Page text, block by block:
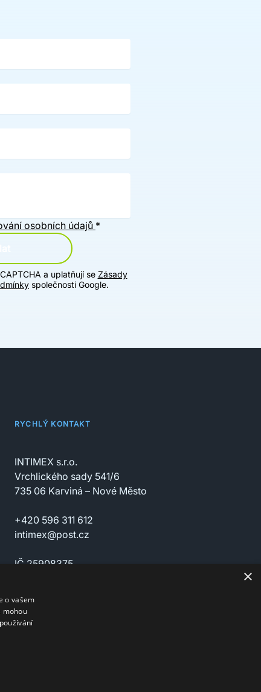
osobních údajů *
a uplatňují se Zásady
společnosti Google.
RYCHLÝ KONTAKT
INTIMEX s.r.o.
Vrchlického sady 541/6
735 06 Karviná – Nové Město
+420 596 311 612
intimex@post.cz
IČ 25908375
×
o vašem
mohou